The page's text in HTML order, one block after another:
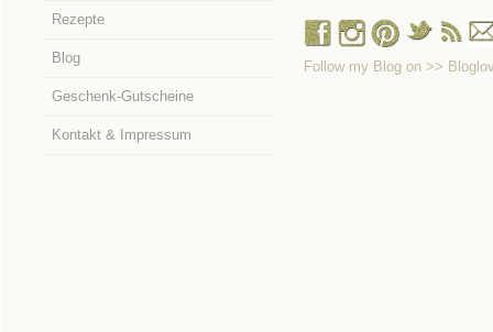
Rezepte
Blog
Geschenk-Gutscheine
Kontakt & Impressum
Follow my Blog on >>